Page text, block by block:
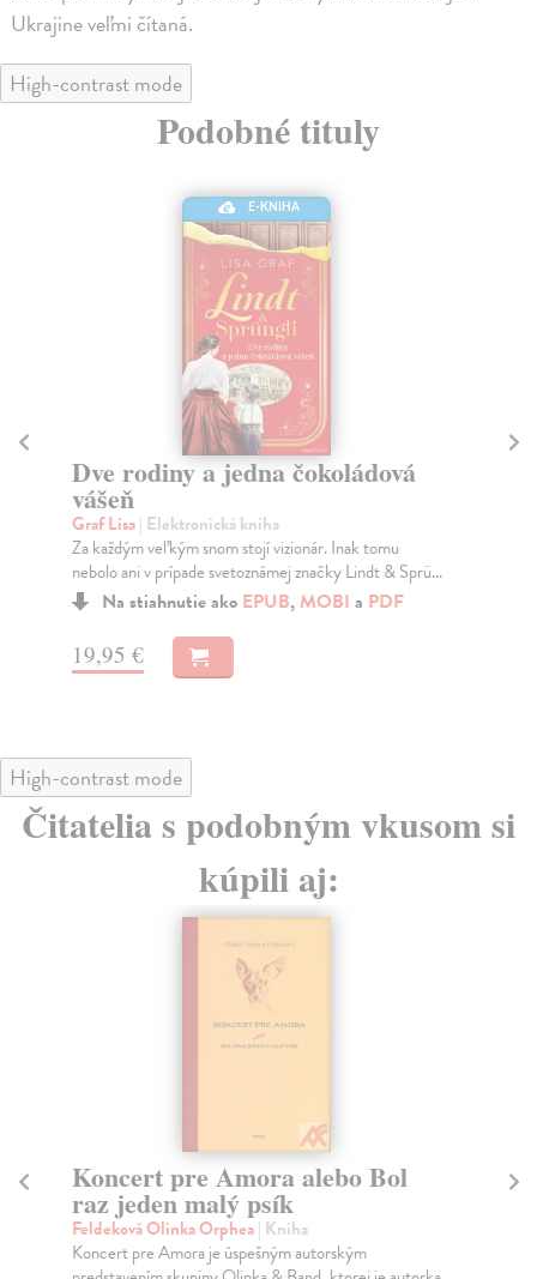
Ukrajine veľmi čítaná.
High-contrast mode
Podobné tituly
E-KNIHA
Dve rodiny a jedna čokoládová
vášeň
Graf Lisa| Elektronická kniha
Za každým veľkým snom stojí vizionár. Inak tomu
nebolo ani v prípade svetoznámej značky Lindt & Sprü...
Na stiahnutie ako EPUB, MOBI a PDF
19,95 €
High-contrast mode
Čitatelia s podobným vkusom si
kúpili aj:
E-KNIHA
Na počiatku bol Sumer
Zamarovský Vojtěch| Elektronická kniha
SUMERI sú prvým historicky doloženým národom na